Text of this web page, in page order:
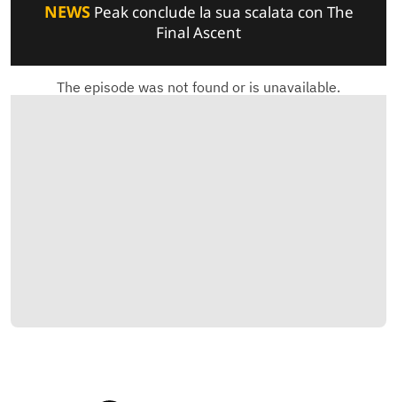
NEWSPeak conclude la sua scalata con The
Final Ascent